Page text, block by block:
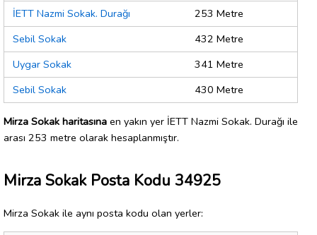
İETT Nazmi Sokak. Durağı
253 Metre
Sebil Sokak
432 Metre
Uygar Sokak
341 Metre
Sebil Sokak
430 Metre
Mirza Sokak haritasına en yakın yer İETT Nazmi Sokak. Durağı ile
arası 253 metre olarak hesaplanmıştır.
Mirza Sokak Posta Kodu 34925
Mirza Sokak ile aynı posta kodu olan yerler: